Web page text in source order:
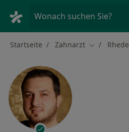
Wonach suchen Sie?
Startseite Zahnarzt Stadt ändern
Rhede